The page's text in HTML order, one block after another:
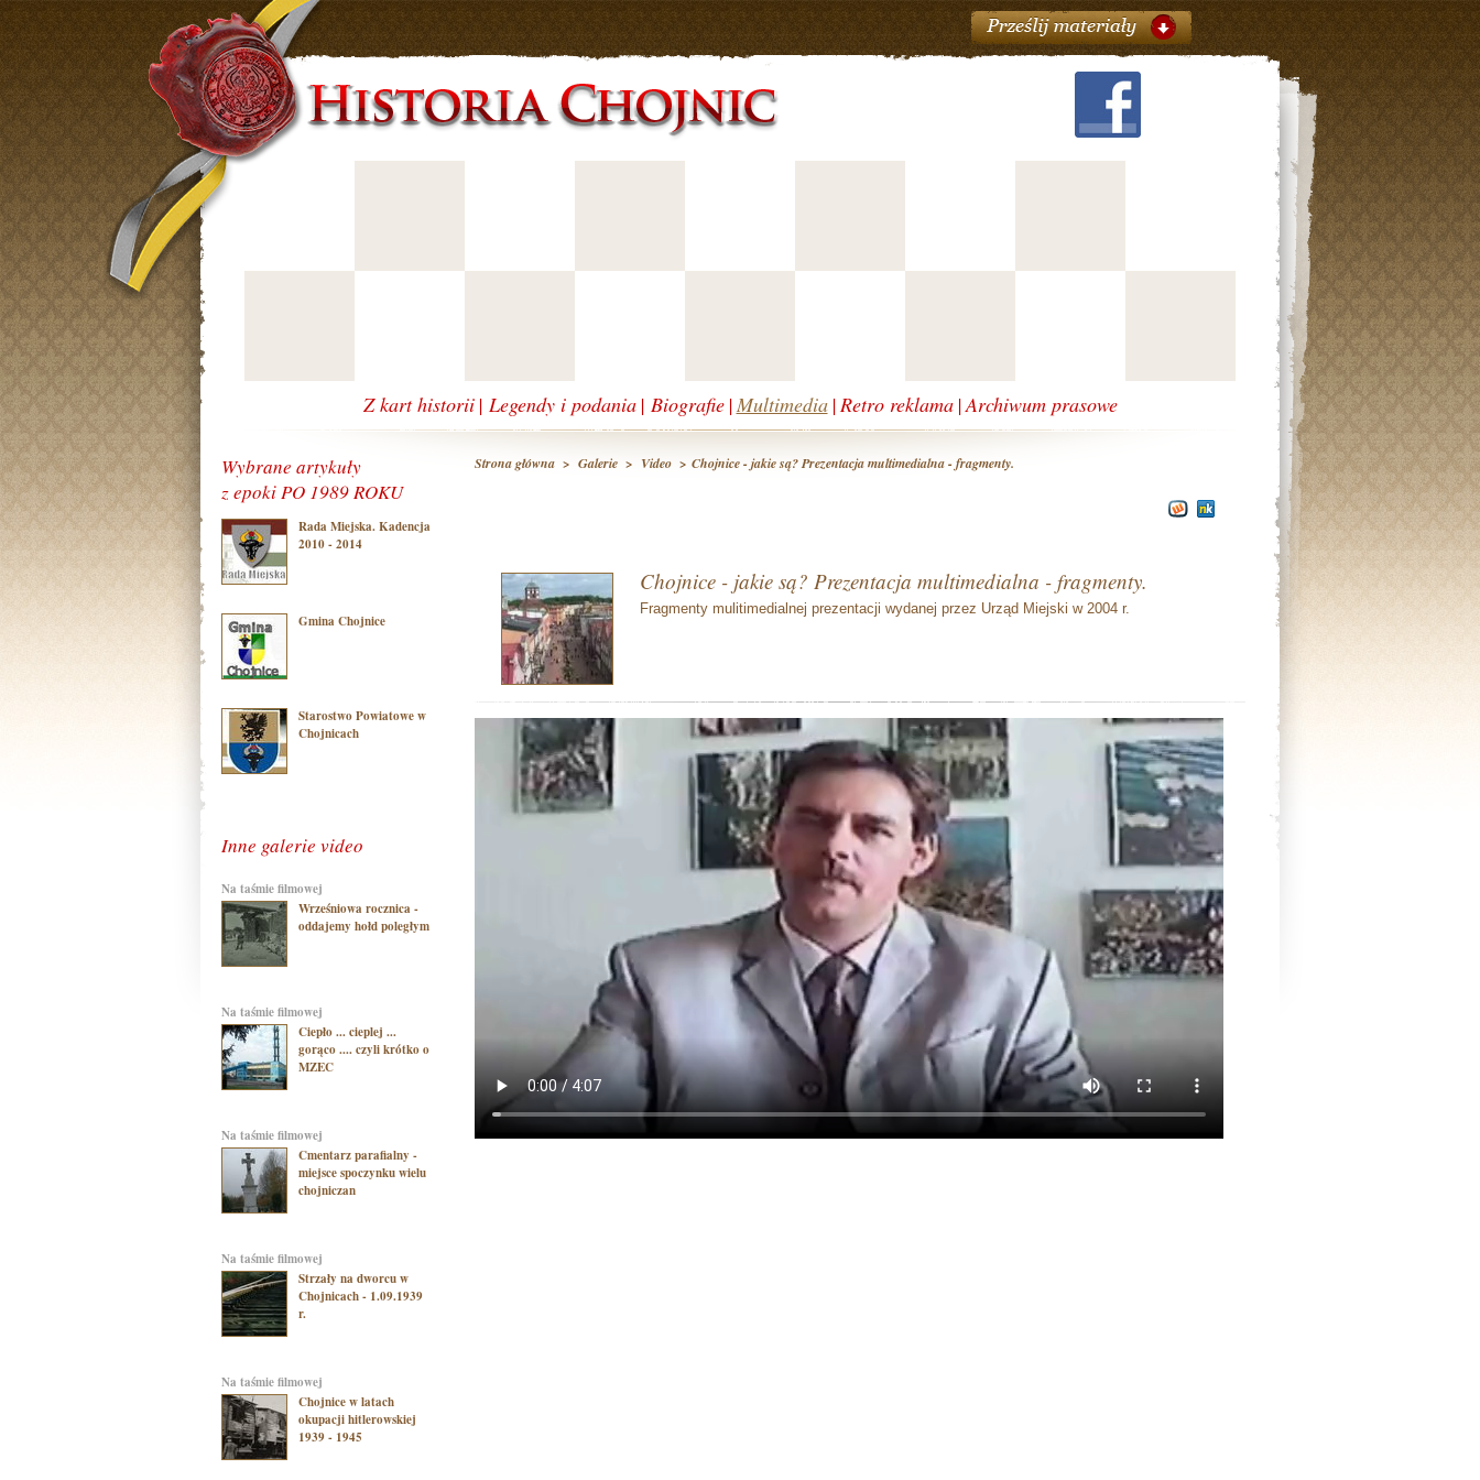
Z kart historii | Legendy i podania | Biografie |Multimedia |Retro reklama |Archiwum prasowe
Wybrane artykuły
z epoki PO 1989 ROKU
Rada Miejska. Kadencja
2010 - 2014
Gmina Chojnice
Starostwo Powiatowe w
Chojnicach
Inne galerie video
na taśmie filmowej
Wrześniowa rocznica -
oddajemy hołd poległym
na taśmie filmowej
Ciepło ... cieplej ...
gorąco .... czyli krótko o
MZEC
na taśmie filmowej
Cmentarz parafialny -
miejsce spoczynku wielu
chojniczan
na taśmie filmowej
Strzały na dworcu w
Chojnicach - 1.09.1939
r.
na taśmie filmowej
Chojnice w latach
okupacji hitlerowskiej
1939 - 1945
Strona główna > Galerie > Video > Chojnice - jakie są? Prezentacja multimedialna - fragmenty.
Chojnice - jakie są? Prezentacja multimedialna - fragmenty.
Fragmenty mulitimedialnej prezentacji wydanej przez Urząd Miejski w 2004 r.